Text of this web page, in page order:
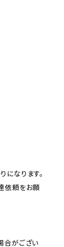
なります。
依頼をお願
合がござい